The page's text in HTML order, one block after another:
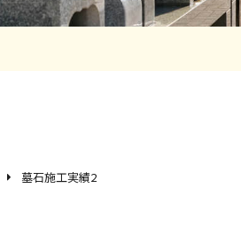
墓石施工実績2